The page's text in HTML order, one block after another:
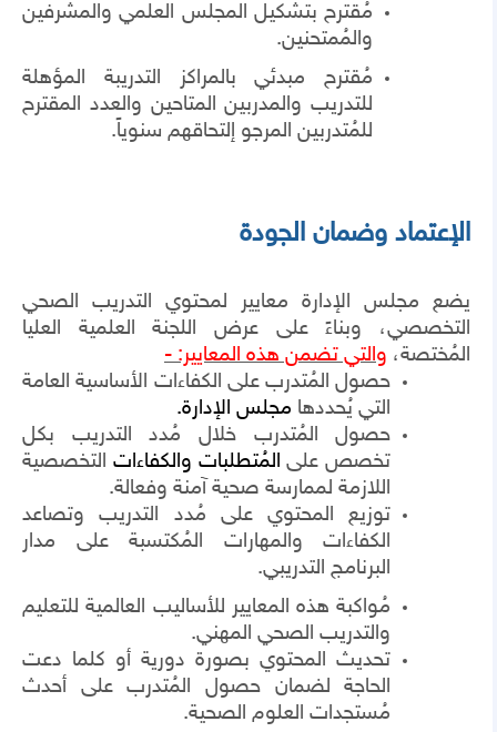
مُقترح بتشكيل المجلس العلمي والمشرفين
والمُمتحنين.
مُقترح مبدئي بالمراكز التدريبة المؤهلة
للتدريب والمدربين المتاحين والعدد المقترح
للمُتدربين المرجو إلتحاقهم سنوياً.
الإعتماد وضمان الجودة
يضع مجلس الإدارة معايير لمحتوي التدريب الصحي
التخصصي، وبناءً على عرض اللجنة العلمية العليا
المُختصة، والتي تضمن هذه المعايير: -
حصول المُتدرب على الكفاءات الأساسية العامة
التي يُحددها مجلس الإدارة.
حصول المُتدرب خلال مُدد التدريب بكل
تخصص على المُتطلبات والكفاءات التخصصية
اللازمة لممارسة صحية آمنة وفعالة.
توزيع المحتوي على مُدد التدريب وتصاعد
الكفاءات والمهارات المُكتسبة على مدار
البرنامج التدريبي.
مُواكبة هذه المعايير للأساليب العالمية للتعليم
والتدريب الصحي المهني.
تحديث المحتوي بصورة دورية أو كلما دعت
الحاجة لضمان حصول المُتدرب على أحدث
مُستجدات العلوم الصحية.